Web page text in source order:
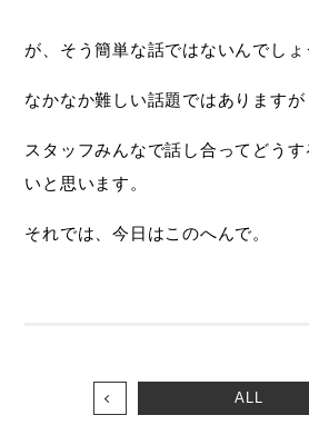
が、そう簡単な話ではないんでしょ
なかなか難しい話題ではありますが
スタッフみんなで話し合ってどう
いと思います。
それでは、今日はこのへんで。
ALL